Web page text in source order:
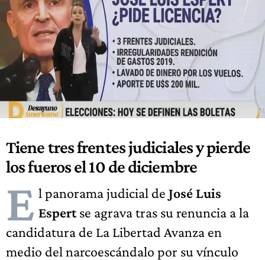
Tiene tres frentes judiciales y pierde
los fueros el 10 de diciembre
E l panorama judicial de José Luis
Espertse agrava tras su renuncia a la
candidatura de La Libertad Avanza en
medio del narcoescándalo por su vínculo